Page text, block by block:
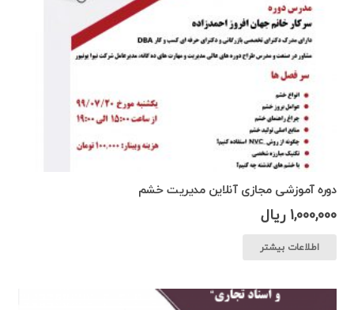
دوره آموزشی مجازی آنلاین مدیریت خشم
1,000,000 ریال
اطلاعات بیشتر